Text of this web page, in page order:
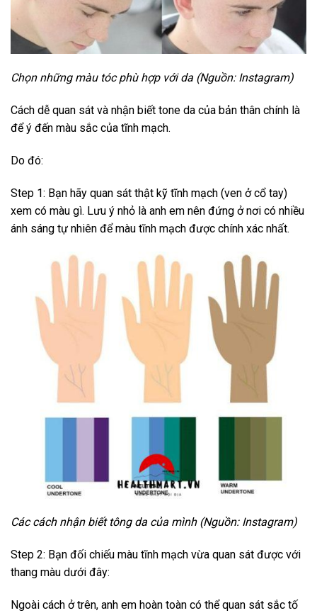
Chọn những màu tóc phù hợp với da (Nguồn: Instagram)
Cách dễ quan sát và nhận biết tone da của bản thân chính là
để ý đến màu sắc của tĩnh mạch.
Do đó:
Step 1: Bạn hãy quan sát thật kỹ tĩnh mạch (ven ở cổ tay)
xem có màu gì. Lưu ý nhỏ là anh em nên đứng ở nơi có nhiều
ánh sáng tự nhiên để màu tĩnh mạch được chính xác nhất.
Các cách nhận biết tông da của mình (Nguồn: Instagram)
Step 2: Bạn đối chiếu màu tĩnh mạch vừa quan sát được với
thang màu dưới đây:
Ngoài cách ở trên, anh em hoàn toàn có thể quan sát sắc tố